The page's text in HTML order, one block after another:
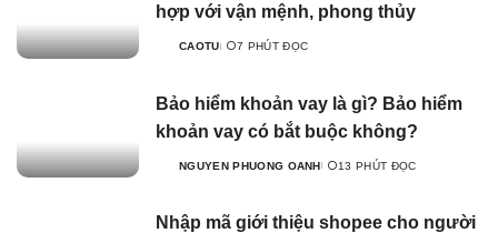
hợp với vận mệnh, phong thủy
CAOTU 7 PHÚT ĐỌC
Bảo hiểm khoản vay là gì? Bảo hiểm
khoản vay có bắt buộc không?
NGUYEN PHUONG OANH 13 PHÚT ĐỌC
Nhập mã giới thiệu shopee cho người